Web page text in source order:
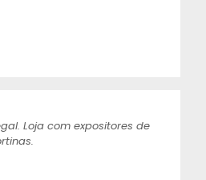
Loja com expositores de